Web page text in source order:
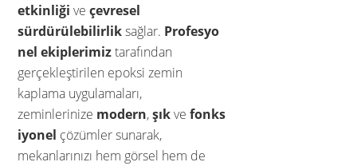
etkinliği veçevresel
sürdürülebilirliksağlar. Profesyo
nel ekiplerimiztarafından
gerçekleştirilen epoksi zemin
kaplama uygulamaları,
zeminlerinize modern,şıkvefonks
iyonel çözümler sunarak,
mekanlarınızı hem görsel hem de